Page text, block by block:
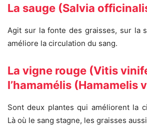
La sauge (Salvia
Agit sur la fonte des graisses, sur la
améliore la circulation du sang.
La vigne rouge (Vitis
l’hamamélis (Hamamelis
Sont deux plantes qui améliorent la
Là où le sang stagne, les graisses